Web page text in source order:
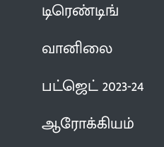
டிரெண்டிங்
வானிலை
பட்ஜெட் 2023-24
ஆரோக்கியம்